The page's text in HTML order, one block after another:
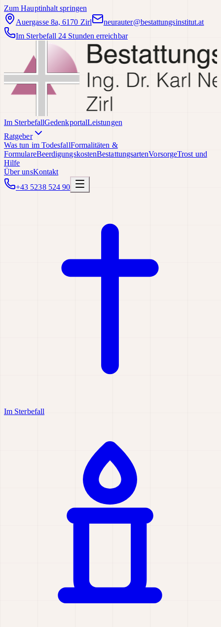
Zum Hauptinhalt springen
Auergasse 8a, 6170 Zirl
neurauter@bestattungsinstitut.at
Im Sterbefall 24 Stunden erreichbar
Im SterbefallGedenkportalLeistungen
Ratgeber
Was tun im TodesfallFormalitäten &
FormulareBeerdigungskostenBestattungsartenVorsorgeTrost und
Hilfe
Über unsKontakt
+43 5238 524 90
Im Sterbefall